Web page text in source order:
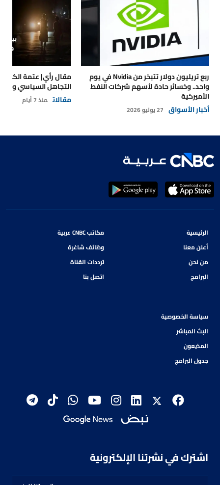
ربع تريليون دولار تتبخر من Nvidia في يوم
واحد.. وخسائر حادة لأسهم شركات النفط
الأميركية
أخبار الأسواق 27 يوليو 2026
مقال رأي| عتمة
التجاهل السياسي
مقالات منذ 7 أيام
الرئيسية
أعلن معنا
من نحن
البرامج
مكاتب CNBC عربية
وظائف شاغرة
ترددات القناة
اتصل بنا
سياسة الخصوصية
البث المباشر
المذيعون
جدول البرامج
اشترك في نشرتنا الإلكترونية